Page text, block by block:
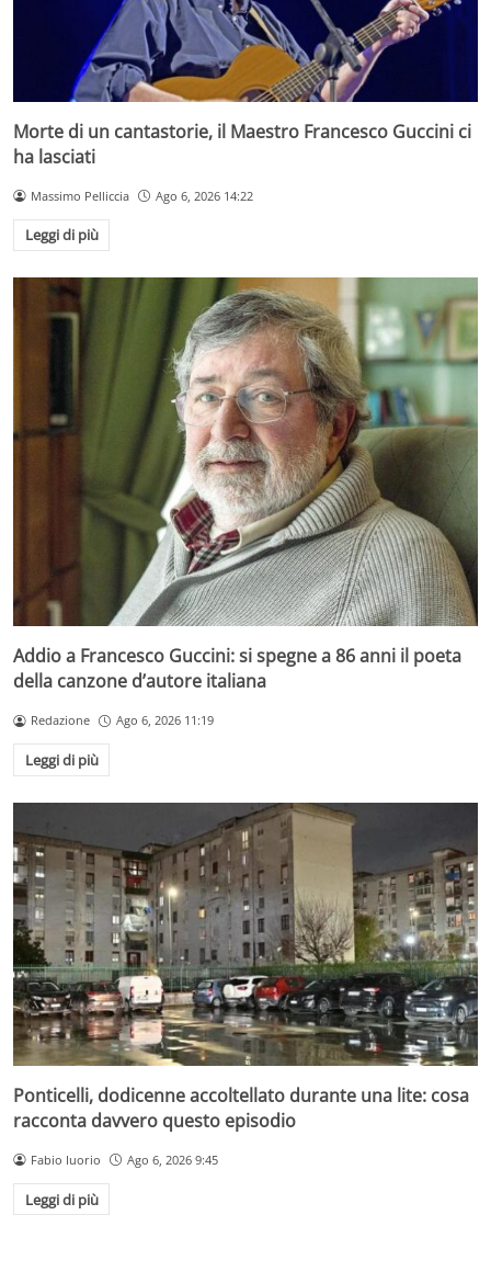
Morte di un cantastorie, il Maestro Francesco Guccini ci
ha lasciati
Massimo Pelliccia Ago 6, 2026 14:22
Leggi di più
Addio a Francesco Guccini: si spegne a 86 anni il poeta
della canzone d’autore italiana
Redazione Ago 6, 2026 11:19
Leggi di più
Ponticelli, dodicenne accoltellato durante una lite: cosa
racconta davvero questo episodio
Fabio Iuorio Ago 6, 2026 9:45
Leggi di più